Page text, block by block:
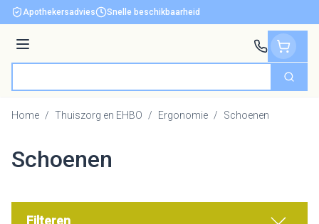
Ga naar de inhoud
Apothekersadvies Snelle beschikbaarheid
Menu
Zoek
Home / Thuiszorg en EHBO / Ergonomie / Schoenen
Schoenen
Filteren